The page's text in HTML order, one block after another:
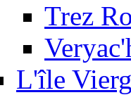
Trez
L'île